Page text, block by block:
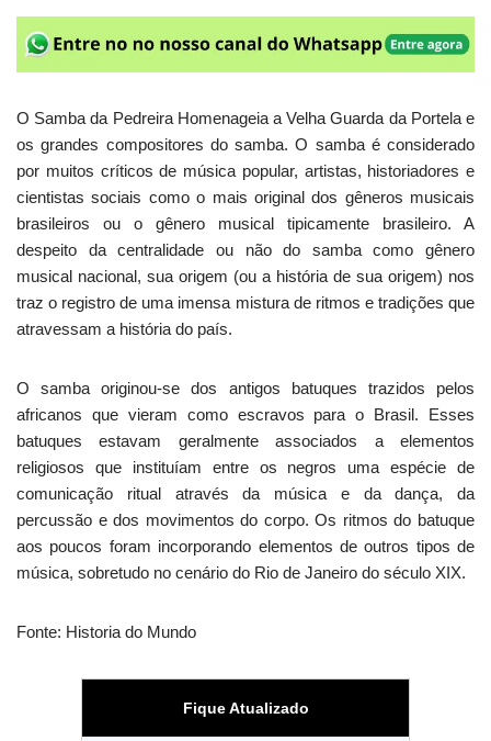
O Samba da Pedreira Homenageia a Velha Guarda da Portela e
os grandes compositores do samba. O samba é considerado
por muitos críticos de música popular, artistas, historiadores e
cientistas sociais como o mais original dos gêneros musicais
brasileiros ou o gênero musical tipicamente brasileiro. A
despeito da centralidade ou não do samba como gênero
musical nacional, sua origem (ou a história de sua origem) nos
traz o registro de uma imensa mistura de ritmos e tradições que
atravessam a história do país.
O samba originou-se dos antigos batuques trazidos pelos
africanos que vieram como escravos para o Brasil. Esses
batuques estavam geralmente associados a elementos
religiosos que instituíam entre os negros uma espécie de
comunicação ritual através da música e da dança, da
percussão e dos movimentos do corpo. Os ritmos do batuque
aos poucos foram incorporando elementos de outros tipos de
música, sobretudo no cenário do Rio de Janeiro do século XIX.
Fonte: Historia do Mundo
Fique Atualizado